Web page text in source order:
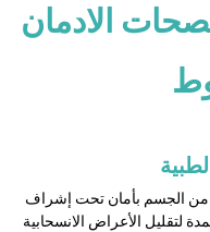
الادمان
من الجسم بأمان تحت إشراف
لتقليل الأعراض الانسحابية